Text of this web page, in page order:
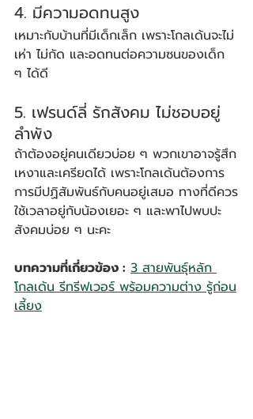
4. มีความอดทนสูง
เหมาะกับบ้านที่มีเด็กเล็ก เพราะโกลเด้นจะไม่
เห่า ไม่กัด และอดทนต่อความซนของเด็ก
ๆ ได้ดี
5. เฟรนด์ลี่ รักสังคม ไม่ชอบอยู่
ลำพัง
ถ้าต้องอยู่คนเดียวบ่อย ๆ พวกเขาอาจรู้สึก
เหงาและเครียดได้ เพราะโกลเด้นต้องการ
การมีปฏิสัมพันธ์กับคนอยู่เสมอ ทางที่ดีควร
ใช้เวลาอยู่กับน้องเยอะ ๆ และพาไปพบปะ
สังคมบ่อย ๆ นะคะ
บทความที่เกี่ยวข้อง : 3 สายพันธุ์หลัก
โกลเด้น รีทรีฟเวอร์ พร้อมความต่าง รู้ก่อน
เลี้ยง